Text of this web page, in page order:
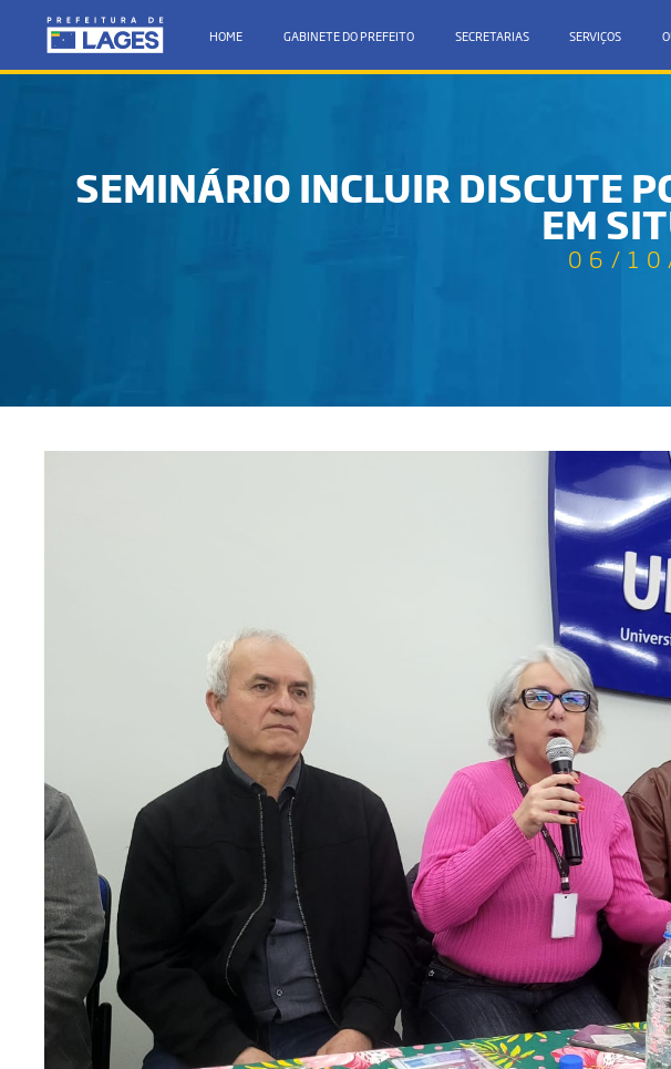
HOME GABINETE DO PREFEITO SECRETARIAS SERVIÇOS
SEMINÁRIO INCLUIR DISCUTE
EM
06/